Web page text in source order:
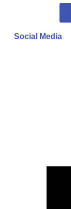
Social Media